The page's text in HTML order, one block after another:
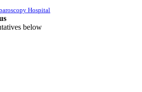
Hospital
below